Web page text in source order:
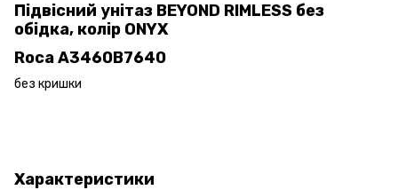
Підвісний унітаз BEYOND RIMLESS без
обідка, колір ONYX
Roca A3460B7640
без кришки
Характеристики